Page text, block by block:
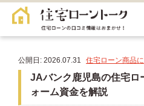
公開日: 2026.07.31 住宅ローン商品
JAバンク鹿児島の住宅ロ
ォーム資金を解説